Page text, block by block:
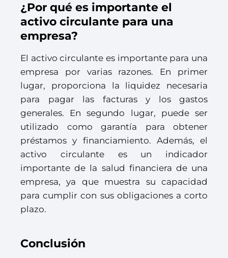
¿Por qué es importante el
activo circulante para una
empresa?
El activo circulante es importante para una
empresa por varias razones. En primer
lugar, proporciona la liquidez necesaria
para pagar las facturas y los gastos
generales. En segundo lugar, puede ser
utilizado como garantía para obtener
préstamos y financiamiento. Además, el
activo circulante es un indicador
importante de la salud financiera de una
empresa, ya que muestra su capacidad
para cumplir con sus obligaciones a corto
plazo.
Conclusión